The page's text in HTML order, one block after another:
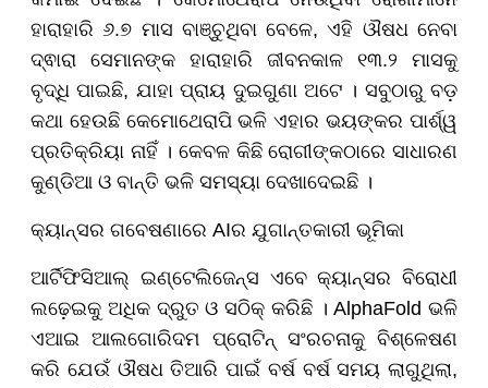
ହାରାହାରି ୬.୭ ମାସ ବାଞ୍ଚୁଥିବା ବେଳେ, ଏହି ଔଷଧ ନେବା
ଦ୍ଵାରା ସେମାନଙ୍କ ହାରାହାରି ଜୀବନକାଳ ୧୩.୨ ମାସକୁ
ବୃଦ୍ଧି ପାଇଛି, ଯାହା ପ୍ରାୟ ଦୁଇଗୁଣା ଅଟେ । ସବୁଠାରୁ ବଡ଼
କଥା ହେଉଛି କେମୋଥେରାପି ଭଳି ଏହାର ଭୟଙ୍କର ପାର୍ଶ୍ୱ
ପ୍ରତିକ୍ରିୟା ନାହିଁ । କେବଳ କିଛି ରୋଗୀଙ୍କଠାରେ ସାଧାରଣ
କୁଣ୍ଡିଆ ଓ ବାନ୍ତି ଭଳି ସମସ୍ୟା ଦେଖାଦେଇଛି ।
କ୍ୟାନ୍ସର ଗବେଷଣାରେ AIର ଯୁଗାନ୍ତକାରୀ ଭୂମିକା
ଆର୍ଟିଫିସିଆଲ୍ ଇଣ୍ଟେଲିଜେନ୍ସ ଏବେ କ୍ୟାନ୍ସର ବିରୋଧୀ
ଲଢ଼େଇକୁ ଅଧିକ ଦ୍ରୁତ ଓ ସଠିକ୍ କରିଛି । AlphaFold ଭଳି
ଏଆଇ ଆଲଗୋରିଦମ ପ୍ରୋଟିନ୍ ସଂରଚନାକୁ ବିଶ୍ଳେଷଣ
କରି ଯେଉଁ ଔଷଧ ତିଆରି ପାଇଁ ବର୍ଷ ବର୍ଷ ସମୟ ଲାଗୁଥିଲା,